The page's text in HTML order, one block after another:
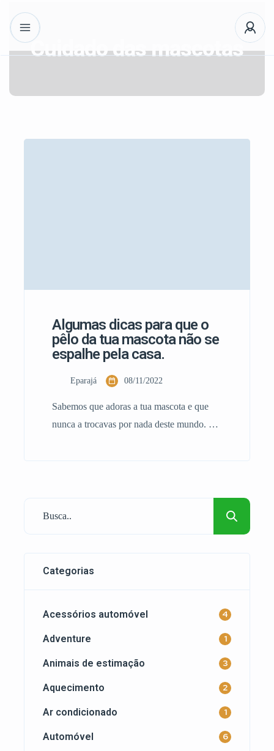
Cuidado das mascotas
Algumas dicas para que o
pêlo da tua mascota não se
espalhe pela casa.
Eparajá 08/11/2022
Sabemos que adoras a tua mascota e que
nunca a trocavas por nada deste mundo. E
em tudo canto da sua casa terá vestígios e
Categorias
Acessórios automóvel 4
Adventure 1
Animais de estimação 3
Aquecimento 2
Ar condicionado 1
Automóvel 6